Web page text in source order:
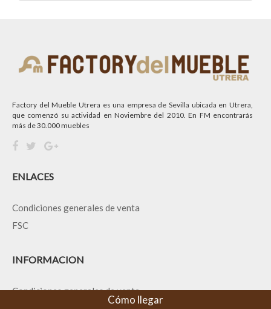
Factory del Mueble Utrera es una empresa de Sevilla ubicada en Utrera,
que comenzó su actividad en Noviembre del 2010. En FM encontrarás
más de 30.000 muebles
ENLACES
Condiciones generales de venta
FSC
INFORMACION
Condiciones generales de venta
Cómo llegar